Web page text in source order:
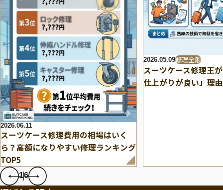
2026.06.11
スーツケース修理費用の相場はいく
ら？高額になりやすい修理ランキング
TOP5
2026.05.09修理全般
スーツケース修理王
仕上がりが良い」理
16